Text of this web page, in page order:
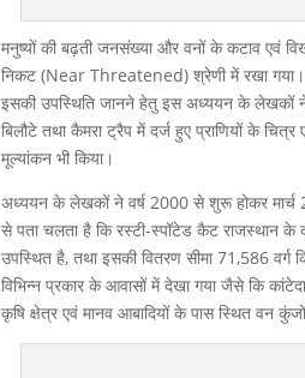
मनुष्यों की बढ़ती जनसंख्या और वनों के कटाव एवं
निकट (Near Threatened) श्रेणी में रखा गया।
इसकी उपस्थिति जानने हेतु इस अध्ययन के लेखकों ने
बिलौटे तथा कैमरा ट्रैप में दर्ज हुए प्राणियों के
मूल्यांकन भी किया।
अध्ययन के लेखकों ने वर्ष 2000 से शुरू होकर
से पता चलता है कि रस्टी-स्पॉटेड कैट राजस्थान के
उपस्थित है, तथा इसकी वितरण सीमा 71,586 वर्ग
विभिन्न प्रकार के आवासों में देखा गया जैसे कि
कृषि क्षेत्र एवं मानव आबादियों के पास स्थित वन